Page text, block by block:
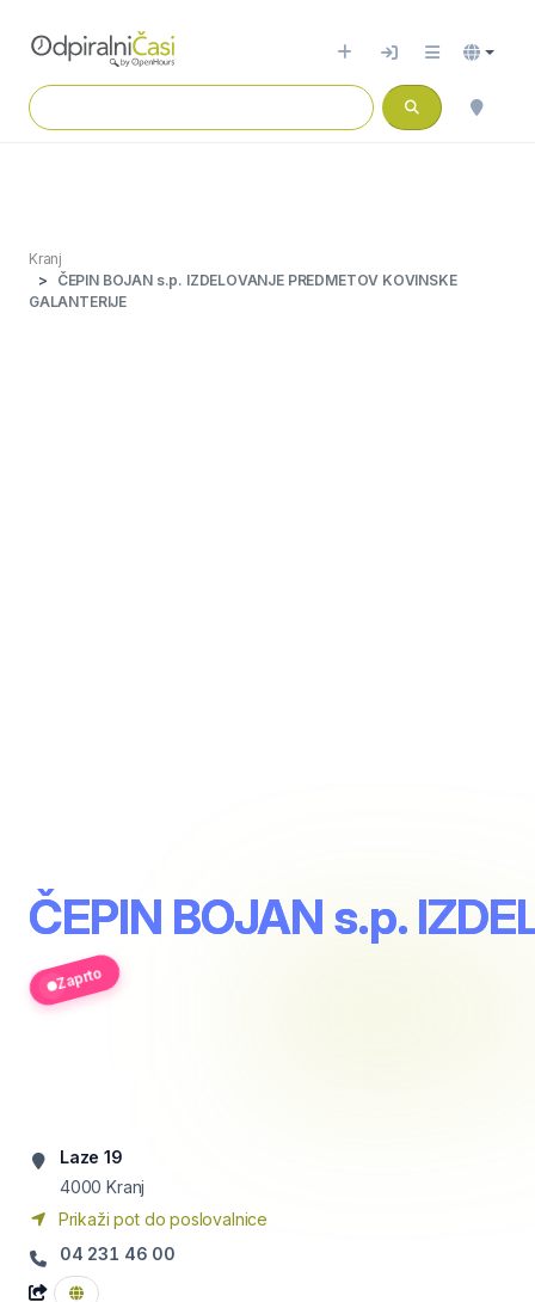
Kranj
ČEPIN BOJAN s.p. IZDELOVANJE PREDMETOV KOVINSKE
GALANTERIJE
ČEPIN BOJAN s.p.
Zaprto
Laze 19
4000 Kranj
Prikaži pot do poslovalnice
04 231 46 00